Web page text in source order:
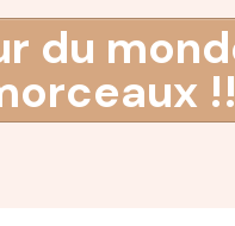
du
!!